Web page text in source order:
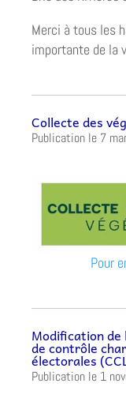
Merci à tous les
importante de la
Collecte des
7
Pour
Modification de
de contrôle
électorales
1